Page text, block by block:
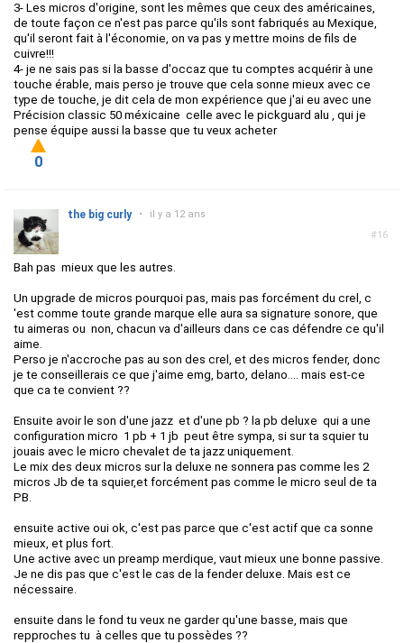
3- Les micros d'origine, sont les mêmes que ceux des américaines,
de toute façon ce n'est pas parce qu'ils sont fabriqués au Mexique,
qu'il seront fait à l'économie, on va pas y mettre moins de fils de
cuivre!!!
4- je ne sais pas si la basse d'occaz que tu comptes acquérir à une
touche érable, mais perso je trouve que cela sonne mieux avec ce
type de touche, je dit cela de mon expérience que j'ai eu avec une
Précision classic 50 méxicaine celle avec le pickguard alu , qui je
pense équipe aussi la basse que tu veux acheter
0
#16
the big curly • il y a 12 ans
Bah pas mieux que les autres.
Un upgrade de micros pourquoi pas, mais pas forcément du crel, c
'est comme toute grande marque elle aura sa signature sonore, que
tu aimeras ou non, chacun va d'ailleurs dans ce cas défendre ce qu'il
aime.
Perso je n'accroche pas au son des crel, et des micros fender, donc
je te conseillerais ce que j'aime emg, barto, delano.... mais est-ce
que ca te convient ??
Ensuite avoir le son d'une jazz et d'une pb ? la pb deluxe qui a une
configuration micro 1 pb + 1 jb peut être sympa, si sur ta squier tu
jouais avec le micro chevalet de ta jazz uniquement.
Le mix des deux micros sur la deluxe ne sonnera pas comme les 2
micros Jb de ta squier,et forcément pas comme le micro seul de ta
PB.
ensuite active oui ok, c'est pas parce que c'est actif que ca sonne
mieux, et plus fort.
Une active avec un preamp merdique, vaut mieux une bonne passive.
Je ne dis pas que c'est le cas de la fender deluxe. Mais est ce
nécessaire.
ensuite dans le fond tu veux ne garder qu'une basse, mais que
repproches tu à celles que tu possèdes ??